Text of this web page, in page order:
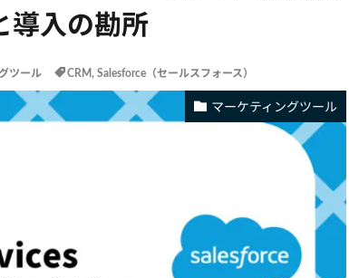
導入の勘所
ツール CRM, Salesforce（セールスフォース）
マーケティングツール